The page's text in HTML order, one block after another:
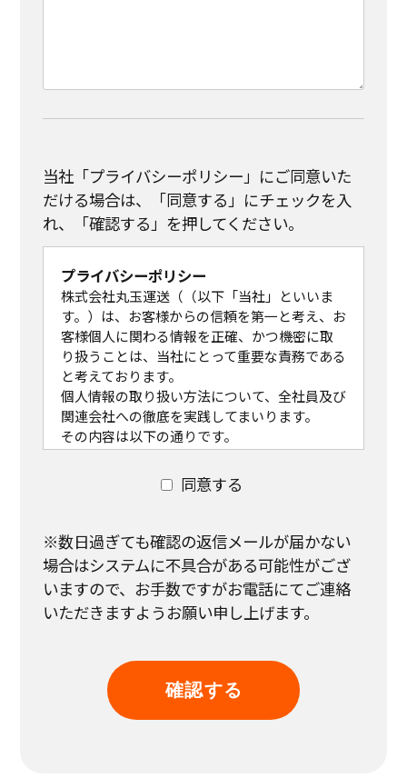
当社「プライバシーポリシー」にご同意いた
だける場合は、「同意する」にチェックを入
れ、「確認する」を押してください。
プライバシーポリシー
株式会社丸玉運送（（以下「当社」といいま
す。）は、お客様からの信頼を第一と考え、お
客様個人に関わる情報を正確、かつ機密に取
り扱うことは、当社にとって重要な責務である
と考えております。
個人情報の取り扱い方法について、全社員及び
関連会社への徹底を実践してまいります。
その内容は以下の通りです。
なお、既に当社で保有し利用させて頂いてい
る個人情報につきましても、本方針に従ってお
客様の個人情報の取り扱いを実施致します。
(1)個人情報の取得
当社は個人情報を適法かつ公正な手段により
収集致します。
お客様に個人情報の提供をお願いする場合
は、事前に収集の目的、利用の内容を開示し
的の達成に必要な限度において、個人情報を収
集致します。
(2)個人情報の利用および共同利用
当社がお預かりした個人情報は、個人情報を
同意する
※数日過ぎても確認の返信メールが届かない
場合はシステムに不具合がある可能性がござ
いますので、 お手数ですがお電話にてご連絡
いただきますようお願い申し上げます。